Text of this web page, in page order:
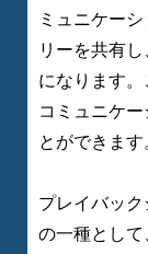
ミュニケー
リーを共有
になります
コミュニケ
とができます
プレイバッ
の一種とし